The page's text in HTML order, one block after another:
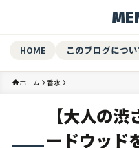
HOME このブログについ
ホーム 香水
【大人の
ードウッド